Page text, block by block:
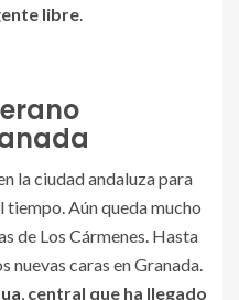
libre.
la ciudad andaluza para
tiempo. Aún queda mucho
de Los Cármenes. Hasta
nuevas caras en Granada.
, central que ha llegado